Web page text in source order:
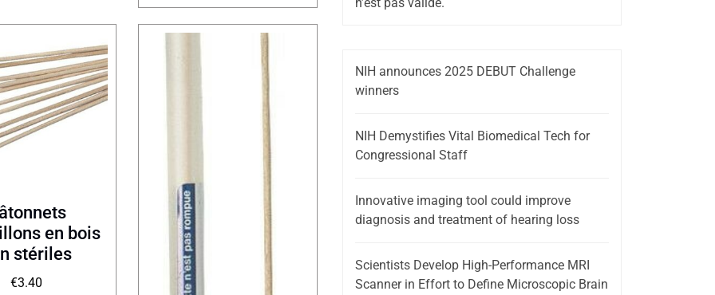
en bois
stériles
€3.40
NIH announces 2025 DEBUT Challenge
winners
NIH Demystifies Vital Biomedical Tech for
Congressional Staff
Innovative imaging tool could improve
diagnosis and treatment of hearing loss
Scientists Develop High-Performance MRI
Scanner in Effort to Define Microscopic Brain